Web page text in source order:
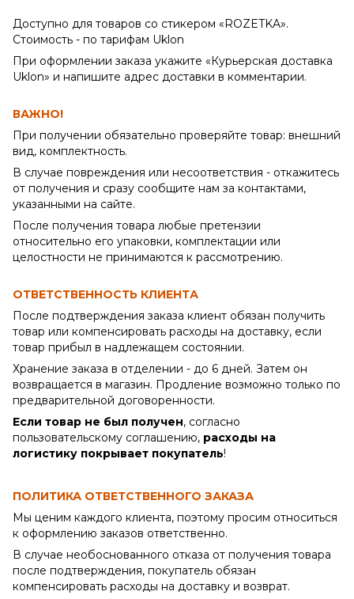
Доступно для товаров со стикером «ROZETKA».
Стоимость - по тарифам Uklon
При оформлении заказа укажите «Курьерская доставка
Uklon» и напишите адрес доставки в комментарии.
ВАЖНО!
При получении обязательно проверяйте товар: внешний
вид, комплектность.
В случае повреждения или несоответствия - откажитесь
от получения и сразу сообщите нам за контактами,
указанными на сайте.
После получения товара любые претензии
относительно его упаковки, комплектации или
целостности не принимаются к рассмотрению.
ОТВЕТСТВЕННОСТЬ КЛИЕНТА
После подтверждения заказа клиент обязан получить
товар или компенсировать расходы на доставку, если
товар прибыл в надлежащем состоянии.
Хранение заказа в отделении - до 6 дней. Затем он
возвращается в магазин. Продление возможно только по
предварительной договоренности.
Если товар не был получен, согласно
пользовательскому соглашению, расходы на
логистику покрывает покупатель!
ПОЛИТИКА ОТВЕТСТВЕННОГО ЗАКАЗА
Мы ценим каждого клиента, поэтому просим относиться
к оформлению заказов ответственно.
В случае необоснованного отказа от получения товара
после подтверждения, покупатель обязан
компенсировать расходы на доставку и возврат.